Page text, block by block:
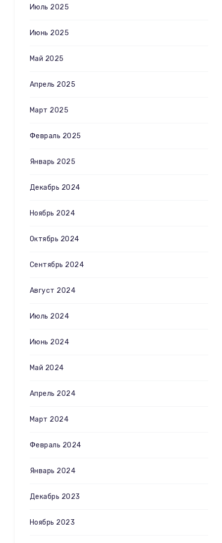
Июль 2025
Июнь 2025
Май 2025
Апрель 2025
Март 2025
Февраль 2025
Январь 2025
Декабрь 2024
Ноябрь 2024
Октябрь 2024
Сентябрь 2024
Август 2024
Июль 2024
Июнь 2024
Май 2024
Апрель 2024
Март 2024
Февраль 2024
Январь 2024
Декабрь 2023
Ноябрь 2023